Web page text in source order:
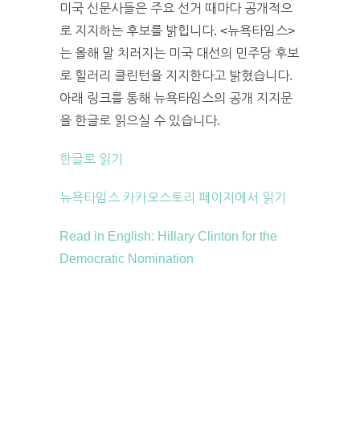
미국 신문사들은 주요 선거 때마다 공개적으
로 지지하는 후보를 밝힙니다. <뉴욕타임스>
는 올해 말 치러지는 미국 대선의 민주당 후보
로 힐러리 클린턴을 지지한다고 밝혔습니다.
아래 링크를 통해 뉴욕타임스의 공개 지지문
을 한글로 읽으실 수 있습니다.
한글로 읽기
뉴욕타임스 카카오스토리 페이지에서 읽기
Read in English: Hillary Clinton for the
Democratic Nomination